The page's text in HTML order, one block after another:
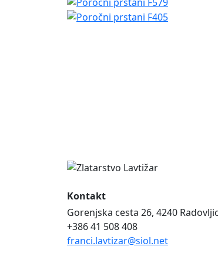
Kontakt
Gorenjska cesta 26, 4240
+386 41 508 408
franci.lavtizar@siol.net